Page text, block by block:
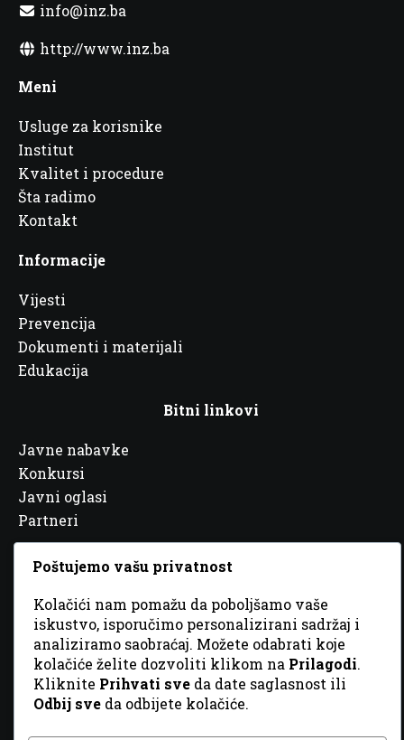
info@inz.ba
http://www.inz.ba
Meni
Usluge za korisnike
Institut
Kvalitet i procedure
Šta radimo
Kontakt
Informacije
Vijesti
Prevencija
Dokumenti i materijali
Edukacija
Bitni linkovi
Javne nabavke
Konkursi
Javni oglasi
Partneri
© 2026 Sva prava zadržana. DizajnGordonDM
Poštujemo vašu privatnost
Kolačići nam pomažu da poboljšamo vaše
iskustvo, isporučimo personalizirani sadržaj i
analiziramo saobraćaj. Možete odabrati koje
kolačiće želite dozvoliti klikom na Prilagodi.
Kliknite Prihvati sve da date saglasnost ili
Odbij sve da odbijete kolačiće.